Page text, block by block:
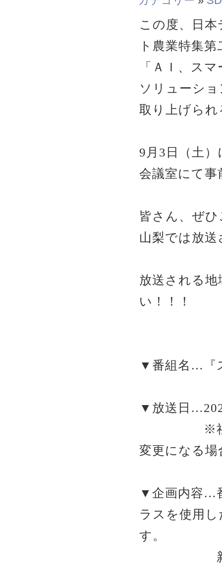
この度、日
ト農業特集
「ＡＩ、ス
ソリューシ
取り上げら
9月3日（土
会議室にて
皆さん、ぜ
山梨では放
放送される
い！！！
▼番組名…『
▼放送日
※社会情
変更になる
▼企画内容…
ラスを使用
す。
新規就農